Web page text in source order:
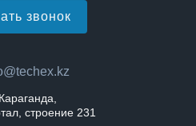
звонок
строение 231